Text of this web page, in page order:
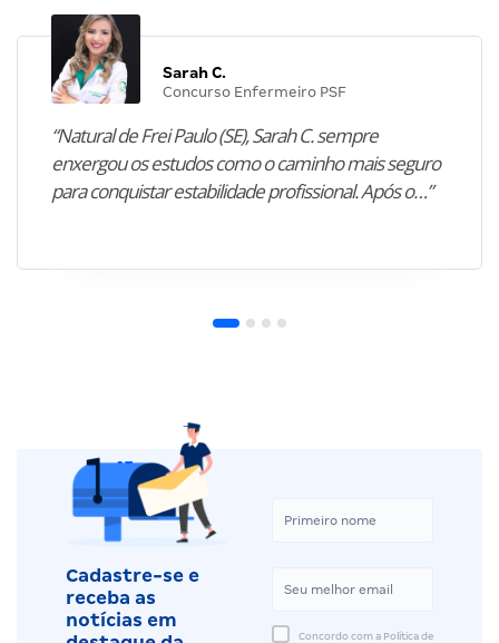
Sarah C.
Concurso Enfermeiro PSF
“Natural de Frei Paulo (SE), Sarah C. sempre
enxergou os estudos como o caminho mais seguro
para conquistar estabilidade profissional. Após o…”
Cadastre-se e
receba as
notícias em
Concordo com a Política de